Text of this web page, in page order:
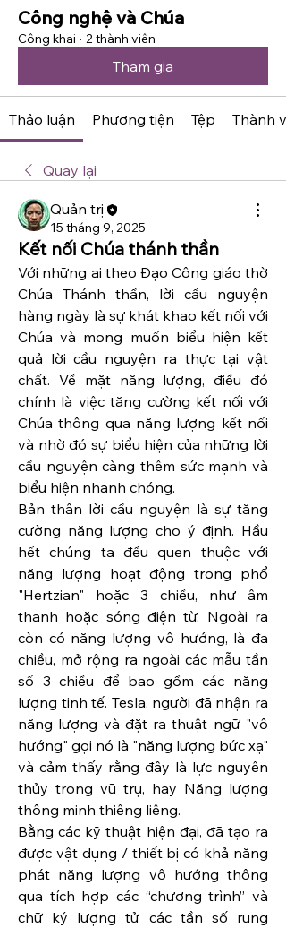
Công nghệ và Chúa
Công khai · 2 thành viên
Tham gia
Thảo luận Phương tiện Tệp Thành
Quay lại
Quản trị
15 tháng 9, 2025
Kết nối Chúa thánh thần
Với những ai theo Đạo Công giáo thờ
Chúa Thánh thần, lời cầu nguyện
hàng ngày là sự khát khao kết nối với
Chúa và mong muốn biểu hiện kết
quả lời cầu nguyện ra thực tại vật
chất. Về mặt năng lượng, điều đó
chính là việc tăng cường kết nối với
Chúa thông qua năng lượng kết nối
và nhờ đó sự biểu hiện của những lời
cầu nguyện càng thêm sức mạnh và
biểu hiện nhanh chóng.
Bản thân lời cầu nguyện là sự tăng
cường năng lượng cho ý định. Hầu
hết chúng ta đều quen thuộc với
năng lượng hoạt động trong phổ
"Hertzian" hoặc 3 chiều, như âm
thanh hoặc sóng điện từ. Ngoài ra
còn có năng lượng vô hướng, là đa
chiều, mở rộng ra ngoài các mẫu tần
số 3 chiều để bao gồm các năng
lượng tinh tế. Tesla, người đã nhận ra
năng lượng và đặt ra thuật ngữ "vô
hướng" gọi nó là "năng lượng bức xạ"
và cảm thấy rằng đây là lực nguyên
thủy trong vũ trụ, hay Năng lượng
thông minh thiêng liêng.
Bằng các kỹ thuật hiện đại, đã tạo ra
được vật dụng / thiết bị có khả năng
phát năng lượng vô hướng thông
qua tích hợp các “chương trình” và
chữ ký lượng tử các tần số rung